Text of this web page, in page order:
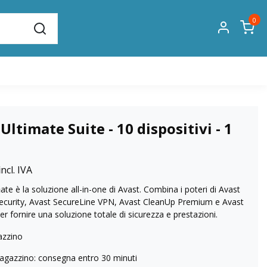
0
Suite - 10 dispositivi - 1
IVA
è la soluzione all-in-one di Avast. Combina i poteri di Avast
Avast SecureLine VPN, Avast CleanUp Premium e Avast
fornire una soluzione totale di sicurezza e prestazioni.
consegna entro 30 minuti